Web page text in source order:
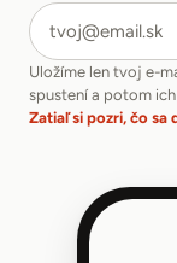
Uložíme len tvoj e-
spustení a potom ich
Zatiaľ si pozri, čo sa